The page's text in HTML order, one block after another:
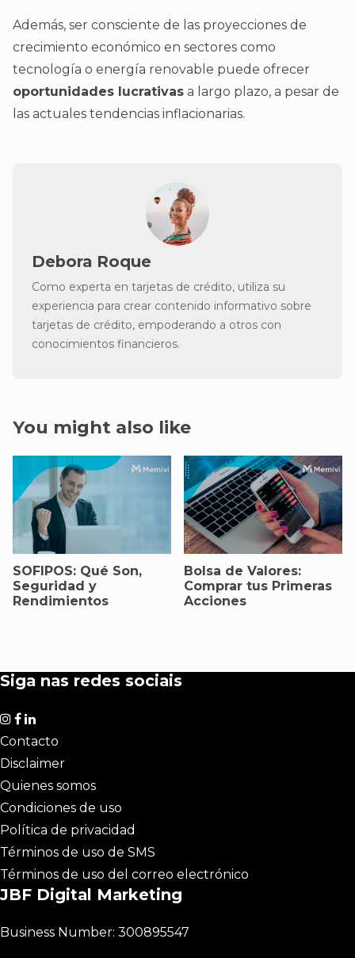
Además, ser consciente de las proyecciones de
crecimiento económico en sectores como
tecnología o energía renovable puede ofrecer
oportunidades lucrativas a largo plazo, a pesar de
las actuales tendencias inflacionarias.
Debora Roque
Como experta en tarjetas de crédito, utiliza su
experiencia para crear contenido informativo sobre
tarjetas de crédito, empoderando a otros con
conocimientos financieros.
You might also like
SOFIPOS: Qué Son,
Seguridad y
Rendimientos
Bolsa de Valores:
Comprar tus Primeras
Acciones
Siga nas redes sociais
Contacto
Disclaimer
Quienes somos
Condiciones de uso
Política de privacidad
Términos de uso de SMS
Términos de uso del correo electrónico
JBF Digital Marketing
Business Number: 300895547